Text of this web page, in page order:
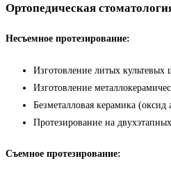
Ортопедическая
Несъемное протезирование:
Изготовление литых
Изготовление
Безметалловая керамика
Протезирование на
Съемное протезирование: